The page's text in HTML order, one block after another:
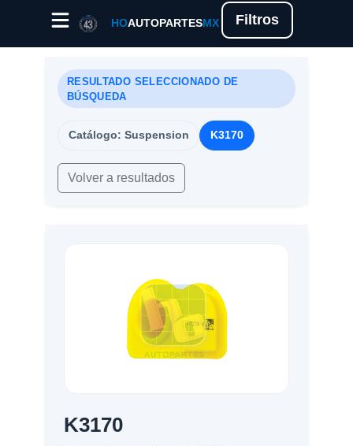
HOAUTOPARTESMX Filtros
RESULTADO SELECCIONADO DE
BÚSQUEDA
Catálogo: Suspension K3170
Volver a resultados
K3170